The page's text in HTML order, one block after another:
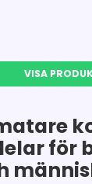
VISA
för